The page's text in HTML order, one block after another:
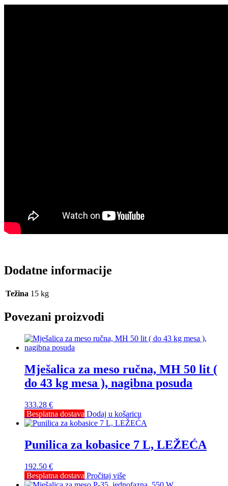
Dodatne informacije
Težina 15 kg
Povezani proizvodi
Mješalica za meso ručna, MH 50 lit (
do 43 kg mesa ), nagibna posuda
333.28 €
Besplatna dostava Dodaj u košaricu
Punilica za kobasice 7 L, LEŽEĆA
192.50 €
Besplatna dostava Pročitaj više